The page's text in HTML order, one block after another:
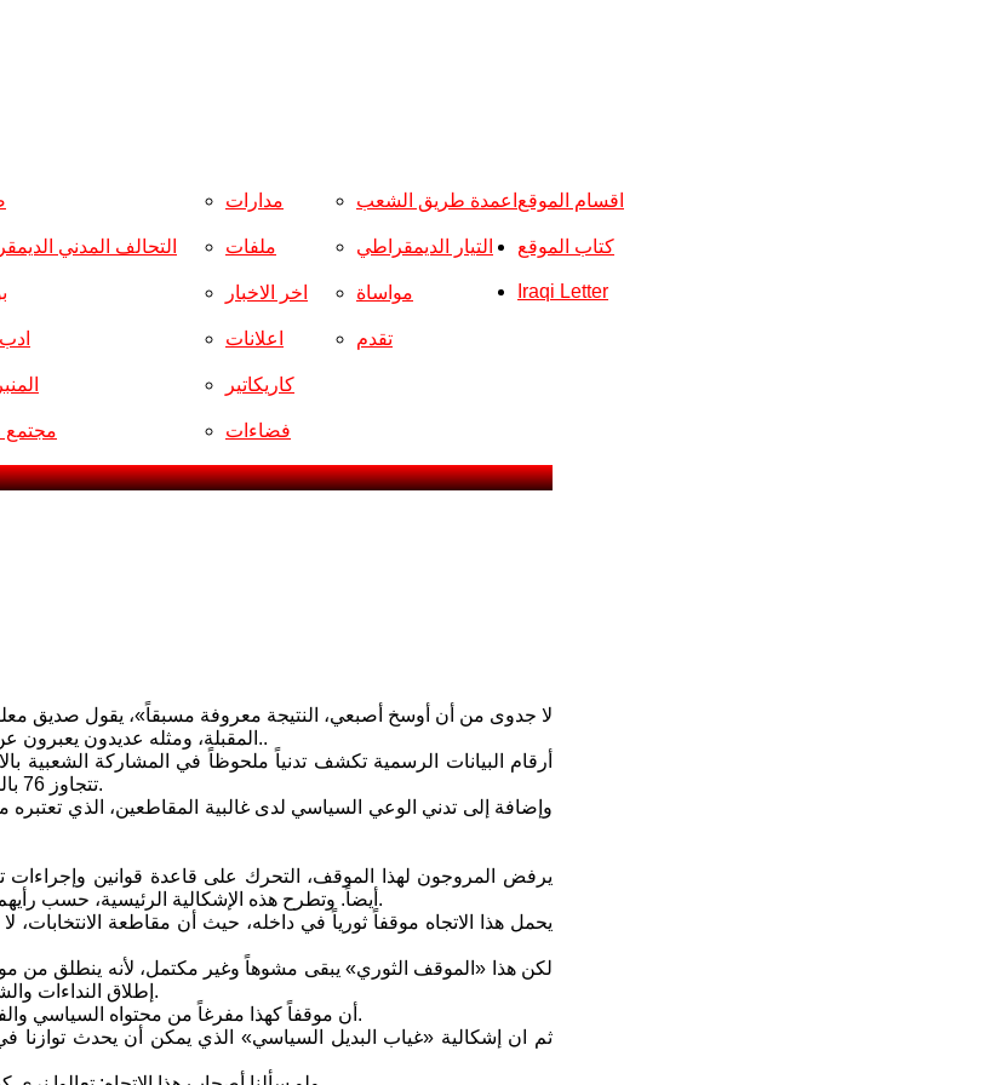
اقسام الموقع
التحالف المدني
مجتمع
مدارات
ملفات
اخر الاخبار
اعلانات
كاريكاتير
فضاءات
اعمدة طريق الشعب
التيار الديمقراطي
مواساة
تقدم
كتاب الموقع
Iraqi Letter
المقبلة، ومثله عديدون يعبرون عن موقف مشابه يستند إلى حجج متنوعة، منها: تزوير النتائج، غياب البديل السياسي..
تتجاوز 76 بالمئة، وتراجعت إلى 62 بالمئة في انتخابات 2010، وفي 2014 وصلت إلى 60 بالمئة.
وإضافة إلى تدني الوعي السياسي لدى غالبية المقاطعين، الذي
يرفض المروجون لهذا الموقف، التحرك على قاعدة قوانين وإجراءات
أيضاً. وتطرح هذه الإشكالية الرئيسية، حسب رأيهم، إلى جانب أخرى تتحجج بـ»غياب البديل السياسي» كمبررات لمقاطعة الانتخابات.
يحمل هذا الاتجاه موقفاً ثورياً في داخله، حيث أن مقاطعة
لكن هذا «الموقف الثوري» يبقى مشوهاً وغير مكتمل، لأنه ينطلق
إطلاق النداءات والشعارات المجردة، من قبيل هاشتاك (لن_ انتخب) الرائج في بعض صفحات فيسبوك.
أن موقفاً كهذا مفرغاً من محتواه السياسي والفكري، لا يمكن أن يتحول إلى موجة شعبية تؤثر في مسار الواقع، كما يأمل صانعوه.
ثم ان إشكالية «غياب البديل السياسي» الذي يمكن أن يحدث توازنا